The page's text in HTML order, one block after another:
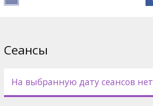
Сеансы
На выбранную дату сеансов нет